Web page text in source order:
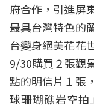
府合作，引進屏
最具台灣特色的
台變身絕美花花
9/30購買２張觀
點的明信片１張
球珊瑚礁岩空拍